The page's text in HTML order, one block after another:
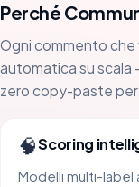
Perché
Ogni commento che
automatica su scala
zero copy-paste per
🧠Scoring
Modelli multi-label